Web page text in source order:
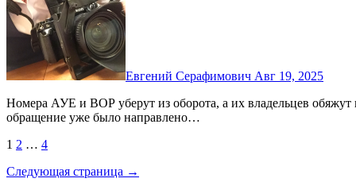
Евгений Серафимович Авг 19, 2025
Номера АУЕ и ВОР уберут из оборота, а их владельцев обяжут перерегистрировать автомобили. Соответствующие
обращение уже было направлено…
Пагинация
записей
1 2 … 4
Следующая страница →